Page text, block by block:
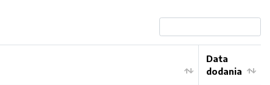
Data
dodania